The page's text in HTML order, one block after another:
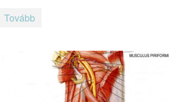
Tovább